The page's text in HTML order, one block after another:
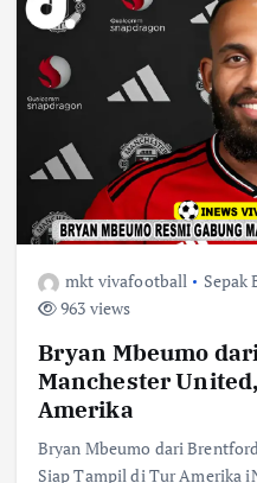
mkt vivafootball Sepak
963 views
Bryan Mbeumo
Manchester
Amerika
Bryan Mbeumo dari
Siap Tampil di Tur Amerika